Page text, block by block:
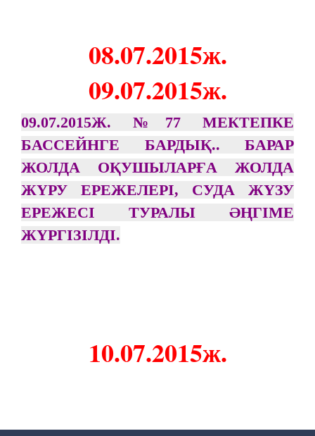
08.07.2015ж.
09.07.2015ж.
09.07.2015Ж. №77 МЕКТЕПКЕ
БАССЕЙНГЕ БАРДЫҚ.. БАРАР
ЖОЛДА ОҚУШЫЛАРҒА ЖОЛДА
ЖҮРУ ЕРЕЖЕЛЕРІ, СУДА ЖҮЗУ
ЕРЕЖЕСІ ТУРАЛЫ ӘҢГІМЕ
ЖҮРГІЗІЛДІ.
10.07.2015ж.